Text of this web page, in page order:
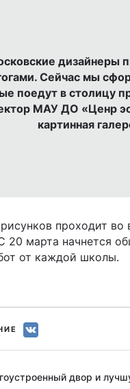
дизайнеры
Сейчас мы
поедут в столицу
МАУ ДО «Ценр
картинная
проходит во
20 марта начнется
от каждой школы.
двор и